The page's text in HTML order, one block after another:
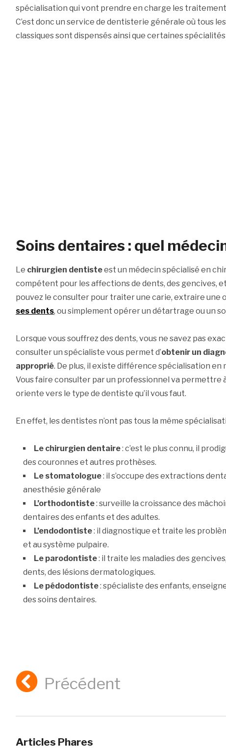
spécialisation qui vont prendre en charge les
C’est donc un service de dentisterie générale où tous
classiques sont dispensés ainsi que certaines
Soins dentaires : quel
Le chirurgien dentisteest un médecin spécialisé en
compétent pour les affections de dents, des gencives,
pouvez le consulter pour traiter une carie, extraire une
ses dents, ou simplement opérer un détartrage ou un
Lorsque vous souffrez des dents, vous ne savez pas
consulter un spécialiste vous permet d’obtenir un
approprié. De plus, il existe différence spécialisation en
Vous faire consulter par un professionnel va permettre
oriente vers le type de dentiste qu’il vous faut.
En effet, les dentistes n’ont pas tous la même
Le chirurgien dentaire: c’est le plus connu, il
des couronnes et autres prothèses.
Le stomatologue: il s’occupe des extractions
anesthésie générale
L’orthodontiste: surveille la croissance des
dentaires des enfants et des adultes.
L’endodontiste: il diagnostique et traite les
et au système pulpaire.
Le parodontiste: il traite les maladies des
dents, des lésions dermatologiques.
Le pédodontiste: spécialiste des enfants,
des soins dentaires.
Précédent
Articles Phares